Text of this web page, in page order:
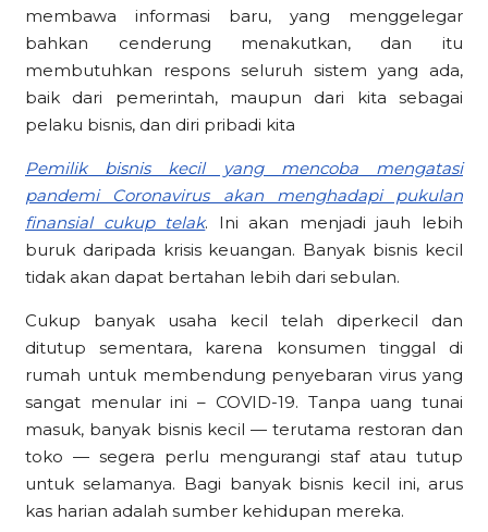
membawa informasi baru, yang menggelegar
bahkan cenderung menakutkan, dan itu
membutuhkan respons seluruh sistem yang ada,
baik dari pemerintah, maupun dari kita sebagai
pelaku bisnis, dan diri pribadi kita
Pemilik bisnis kecil yang mencoba mengatasi
pandemi Coronavirus akan menghadapi pukulan
finansial cukup telak. Ini akan menjadi jauh lebih
buruk daripada krisis keuangan. Banyak bisnis kecil
tidak akan dapat bertahan lebih dari sebulan.
Cukup banyak usaha kecil telah diperkecil dan
ditutup sementara, karena konsumen tinggal di
rumah untuk membendung penyebaran virus yang
sangat menular ini – COVID-19. Tanpa uang tunai
masuk, banyak bisnis kecil — terutama restoran dan
toko — segera perlu mengurangi staf atau tutup
untuk selamanya. Bagi banyak bisnis kecil ini, arus
kas harian adalah sumber kehidupan mereka.